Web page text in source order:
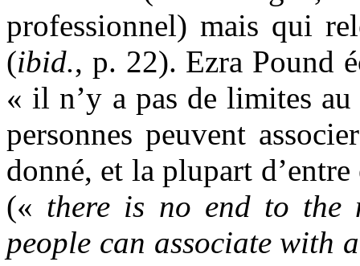
professionnel) mais qui
(ibid., p. 22). Ezra Pound
« il n’y a pas de limites
personnes peuvent
donné, et la plupart
(« there is no end to the
people can associate with